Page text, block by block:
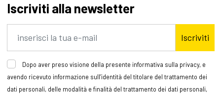
Iscriviti alla newsletter
Iscriviti
Dopo aver preso visione della presente informativa sulla privacy, e
avendo ricevuto informazione sull’identità del titolare del trattamento dei
dati personali, delle modalità e finalità del trattamento dei dati personali,